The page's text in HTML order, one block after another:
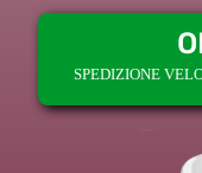
SPEDIZIONE